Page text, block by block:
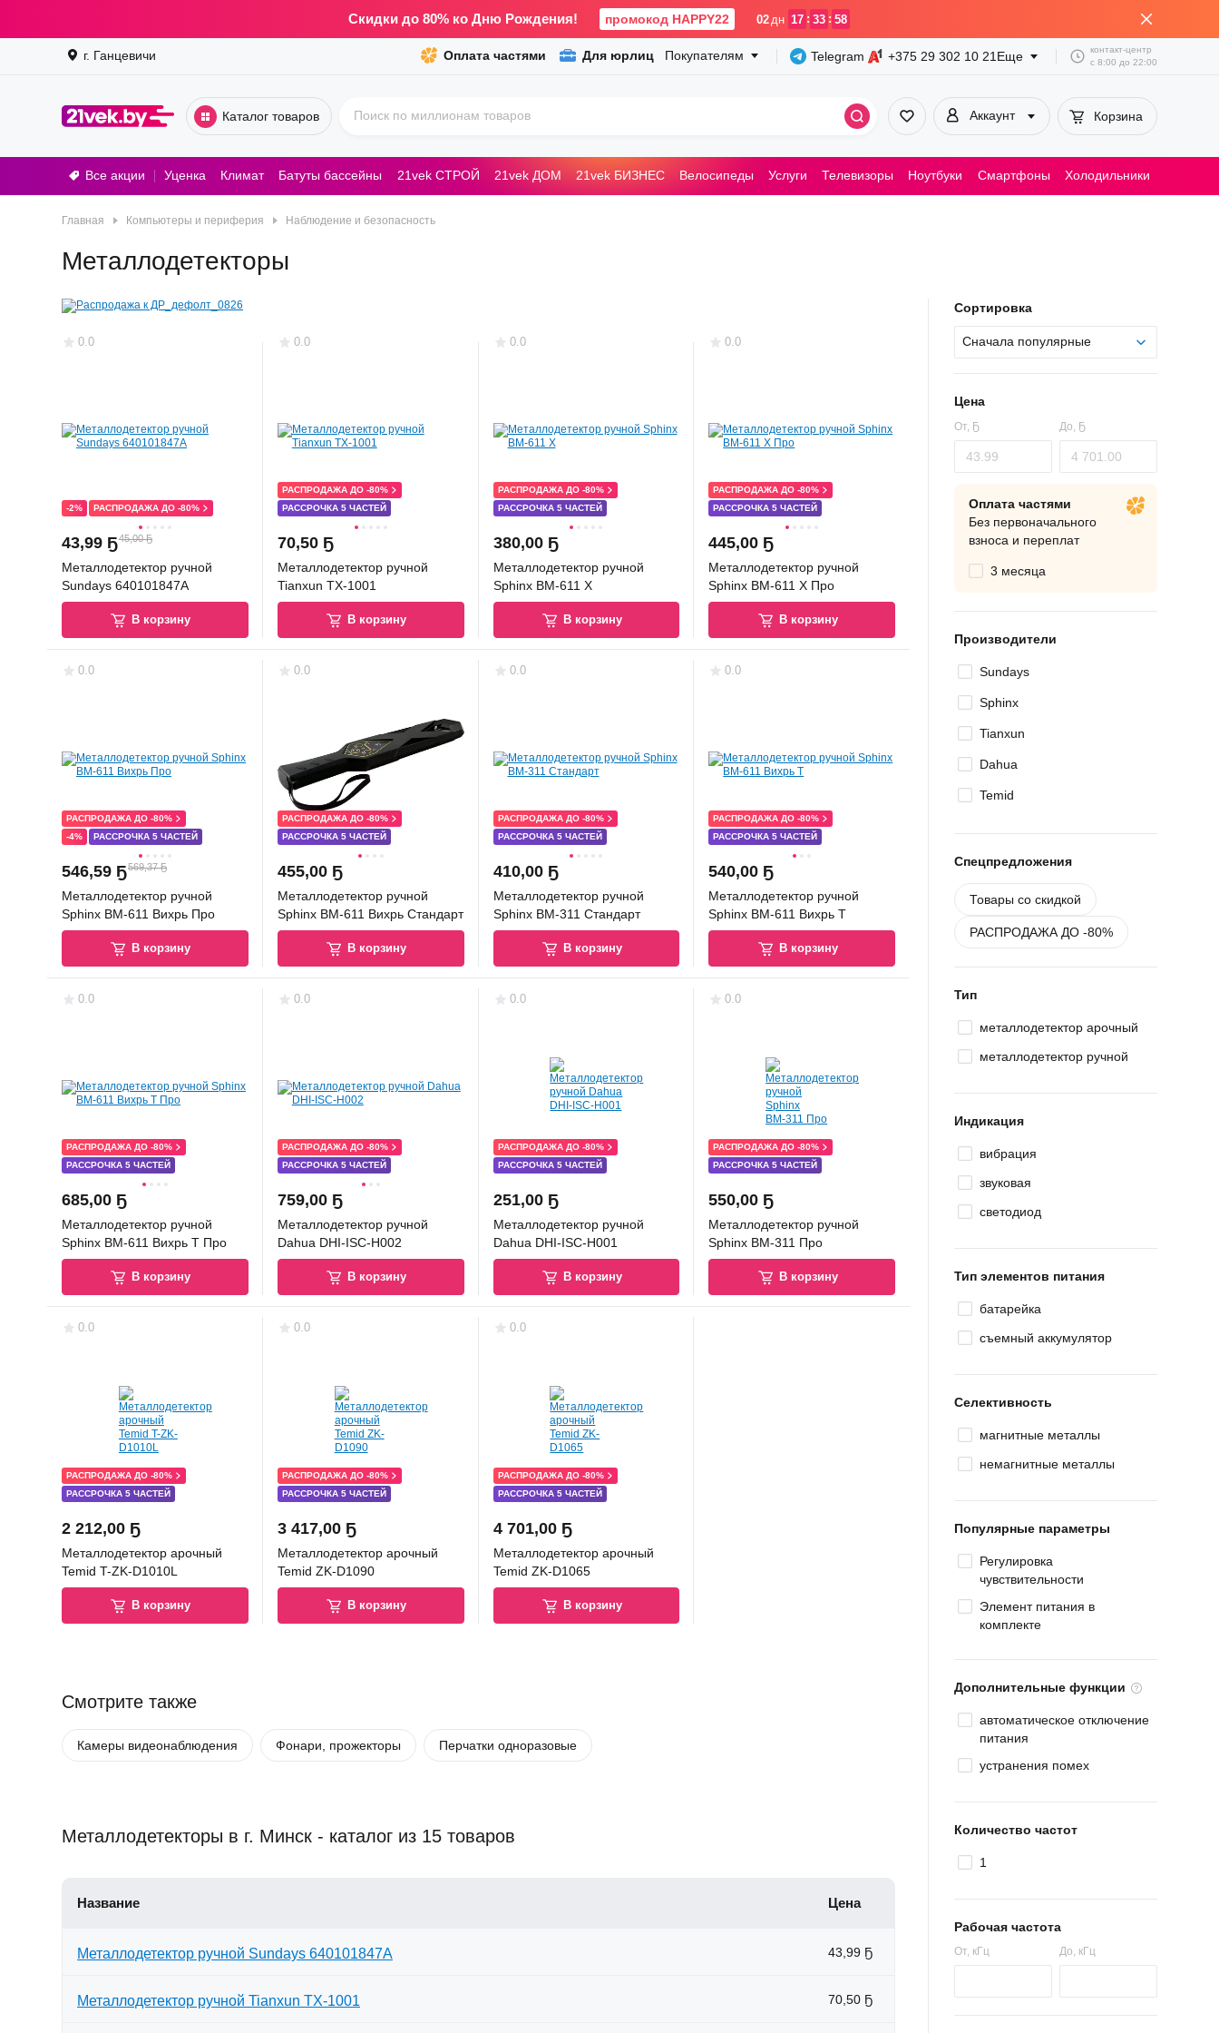
Скидки до 80% ко Дню Рождения! промокод HAPPY22 02 дн 17 : 33 : 58
г. Ганцевичи Оплата частями Для юрлиц Покупателям Telegram +375 29 302 10 21 Еще
контакт-центр
с 8:00 до 22:00
Каталог товаров Аккаунт Корзина
Все акции Уценка Климат Батуты бассейны 21vek СТРОЙ 21vek ДОМ 21vek БИЗНЕС Велосипеды Услуги Телевизоры Ноутбуки Смартфоны Холодильники
Стиральные машины
Наблюдение и безопасность
Компьютеры и периферия
Главная
Металлодетекторы
0.0
-2% РАСПРОДАЖА ДО -80%
43,99 Ҕ45,00 Ҕ
Металлодетектор ручной
Sundays 640101847A
В корзину
0.0
РАССРОЧКА 5 ЧАСТЕЙ
РАСПРОДАЖА ДО -80%
70,50 Ҕ
Металлодетектор ручной
Tianxun TX-1001
В корзину
0.0
РАССРОЧКА 5 ЧАСТЕЙ
РАСПРОДАЖА ДО -80%
380,00 Ҕ
Металлодетектор ручной
Sphinx BM-611 X
В корзину
0.0
РАССРОЧКА 5 ЧАСТЕЙ
РАСПРОДАЖА ДО -80%
445,00 Ҕ
Металлодетектор ручной
Sphinx BM-611 X Про
В корзину
0.0
-4% РАССРОЧКА 5 ЧАСТЕЙ
РАСПРОДАЖА ДО -80%
546,59 Ҕ569,37 Ҕ
Металлодетектор ручной
Sphinx ВМ-611 Вихрь Про
В корзину
0.0
РАССРОЧКА 5 ЧАСТЕЙ
РАСПРОДАЖА ДО -80%
455,00 Ҕ
Металлодетектор ручной
Sphinx ВМ-611 Вихрь Стандарт
В корзину
0.0
РАССРОЧКА 5 ЧАСТЕЙ
РАСПРОДАЖА ДО -80%
410,00 Ҕ
Металлодетектор ручной
Sphinx ВМ-311 Стандарт
В корзину
0.0
РАССРОЧКА 5 ЧАСТЕЙ
РАСПРОДАЖА ДО -80%
540,00 Ҕ
Металлодетектор ручной
Sphinx ВМ-611 Вихрь Т
В корзину
0.0
РАССРОЧКА 5 ЧАСТЕЙ
РАСПРОДАЖА ДО -80%
685,00 Ҕ
Металлодетектор ручной
Sphinx ВМ-611 Вихрь Т Про
В корзину
0.0
РАССРОЧКА 5 ЧАСТЕЙ
РАСПРОДАЖА ДО -80%
759,00 Ҕ
Металлодетектор ручной
Dahua DHI-ISC-H002
В корзину
0.0
РАССРОЧКА 5 ЧАСТЕЙ
РАСПРОДАЖА ДО -80%
251,00 Ҕ
Металлодетектор ручной
Dahua DHI-ISC-H001
В корзину
0.0
РАССРОЧКА 5 ЧАСТЕЙ
РАСПРОДАЖА ДО -80%
550,00 Ҕ
Металлодетектор ручной
Sphinx ВМ-311 Про
В корзину
0.0
РАССРОЧКА 5 ЧАСТЕЙ
РАСПРОДАЖА ДО -80%
2 212,00 Ҕ
Металлодетектор арочный
Temid T-ZK-D1010L
В корзину
0.0
РАССРОЧКА 5 ЧАСТЕЙ
РАСПРОДАЖА ДО -80%
3 417,00 Ҕ
Металлодетектор арочный
Temid ZK-D1090
В корзину
0.0
РАССРОЧКА 5 ЧАСТЕЙ
РАСПРОДАЖА ДО -80%
4 701,00 Ҕ
Металлодетектор арочный
Temid ZK-D1065
В корзину
Смотрите также
Камеры видеонаблюдения Фонари, прожекторы Перчатки одноразовые
Металлодетекторы в г. Минск - каталог из 15 товаров
Название Цена
Металлодетектор ручной Sundays 640101847A 43,99 Ҕ
Металлодетектор ручной Tianxun TX-1001 70,50 Ҕ
Сортировка
Сначала популярные
Цена
От, Ҕ До, Ҕ
Оплата частями
Без первоначального
взноса и переплат
3 месяца
Производители
Sundays
Sphinx
Tianxun
Dahua
Temid
Спецпредложения
Товары со скидкой
РАСПРОДАЖА ДО -80%
Тип
металлодетектор арочный
металлодетектор ручной
Индикация
вибрация
звуковая
светодиод
Тип элементов питания
батарейка
съемный аккумулятор
Селективность
магнитные металлы
немагнитные металлы
Популярные параметры
Регулировка
чувствительности
Элемент питания в
комплекте
Дополнительные функции
автоматическое отключение
питания
устранения помех
Количество частот
1
Рабочая частота
От, кГц До, кГц